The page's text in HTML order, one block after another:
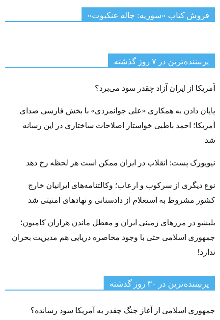
فروش کتاب «سوریه: چاله عنکبوت»
پربیننده‌ترین‌ در ۷ روز گذشته
آمریکا از ایران آزاد چقدر سود می‌برد؟
پایان دادن به همکاری «علی جوانمردی» با بخش فارسی صدای
آمریکا؛ احمد باطبی خواستار اصلاحات ساختاری در این رسانه
شد
نیویورک پست: انقلاب در ایران ممکن است هر لحظه رخ دهد
نوع دیگری از سرکوب و ارعاب؛ وکالتنامه‌های ایرانیان خارج
کشور مشروط به استعلام از دادستانی و نهادهای امنیتی شد
بلبشو در مرزهای زمینی ایران و معطل ماندن هزاران کامیون؛
جمهوری اسلامی حتی با وجود محاصره دریایی هم مدیریت بحران
ندارد!
پربیننده‌ترین‌ در ۳۰ روز گذشته
جمهوری اسلامی از آغاز جنگ چقدر به آمریکا سود رسانده؟